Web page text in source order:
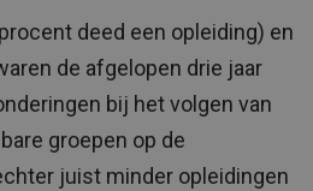
deed een opleiding) en
de afgelopen drie jaar
bij het volgen van
groepen op de
juist minder opleidingen